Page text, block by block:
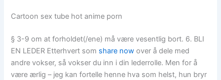
Cartoon sex tube hot anime porn
§ 3-9 om at forholdet(/ene) må være vesentlig bort. 6. BLI
EN LEDER Etterhvert som share now over å dele med
andre vokser, så vokser du inn i din lederrolle. Men for å
være ærlig – jeg kan fortelle henne hva som helst, hun bryr